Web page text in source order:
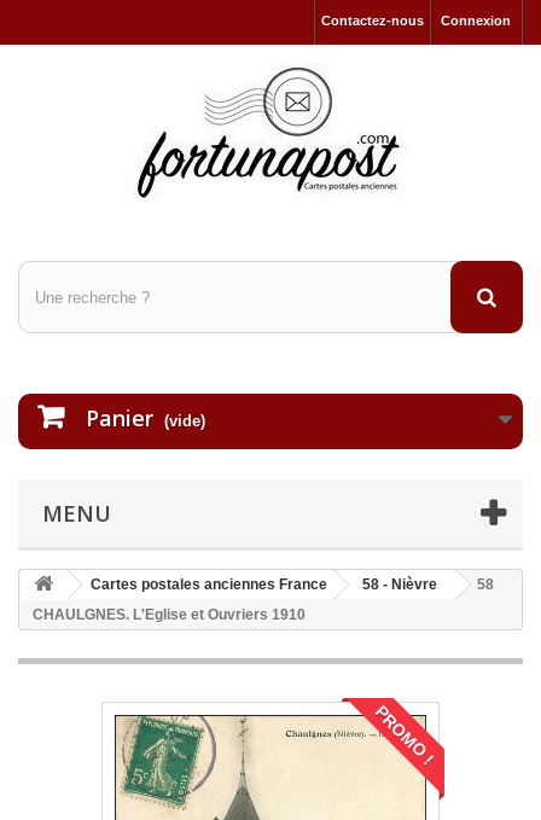
Connexion
Contactez-nous
Panier (vide)
MENU
Cartes postales anciennes France 58 - Nièvre
58
CHAULGNES. L'Eglise et Ouvriers 1910
PROMO !